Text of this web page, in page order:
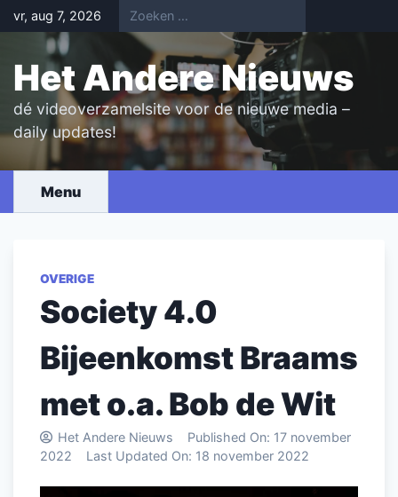
Skip
to
content
vr, aug 7, 2026
Het Andere Nieuws
dé videoverzamelsite voor de nieuwe media –
daily updates!
Menu
OVERIGE
Society 4.0
Bijeenkomst Braams
met o.a. Bob de Wit
Het Andere Nieuws Published On: 17 november
2022
Last Updated On: 18 november 2022